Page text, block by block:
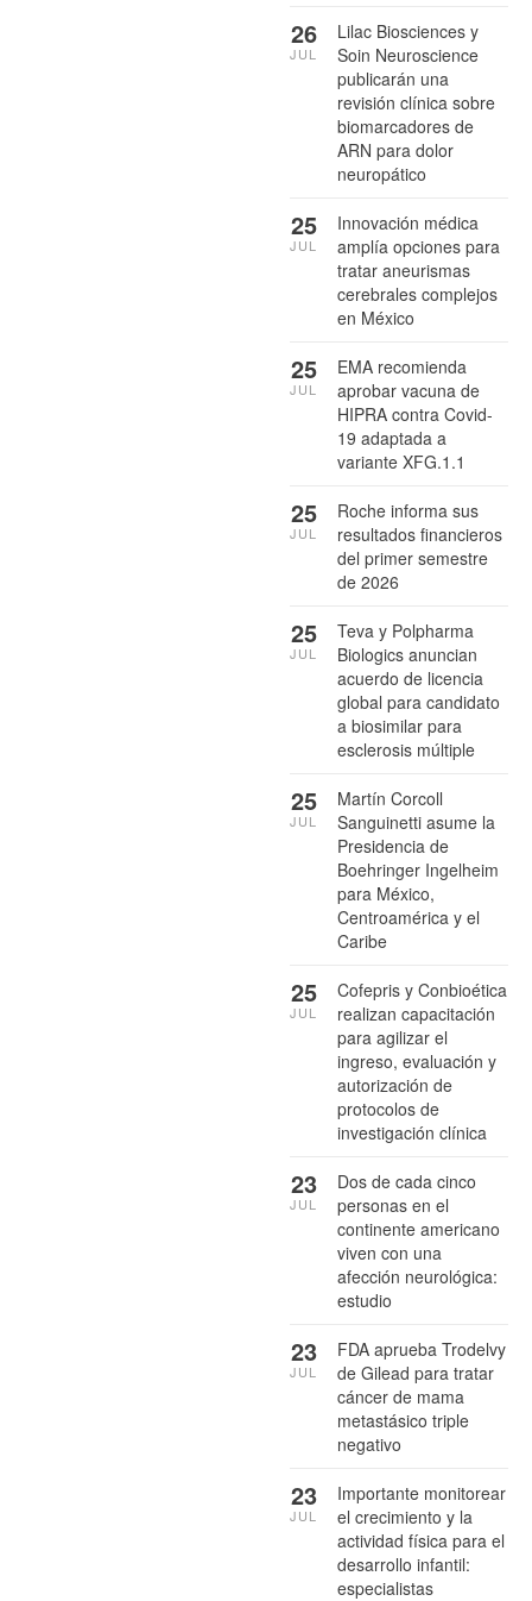
Lilac Biosciences y
Soin Neuroscience
publicarán una
revisión clínica sobre
biomarcadores de
ARN para dolor
neuropático
26
JUL
Innovación médica
amplía opciones para
tratar aneurismas
cerebrales complejos
en México
25
JUL
EMA recomienda
aprobar vacuna de
HIPRA contra Covid-
19 adaptada a
variante XFG.1.1
25
JUL
Roche informa sus
resultados financieros
del primer semestre
de 2026
25
JUL
Teva y Polpharma
Biologics anuncian
acuerdo de licencia
global para candidato
a biosimilar para
esclerosis múltiple
25
JUL
Martín Corcoll
Sanguinetti asume la
Presidencia de
Boehringer Ingelheim
para México,
Centroamérica y el
Caribe
25
JUL
Cofepris y Conbioética
realizan capacitación
para agilizar el
ingreso, evaluación y
autorización de
protocolos de
investigación clínica
25
JUL
Dos de cada cinco
personas en el
continente americano
viven con una
afección neurológica:
estudio
23
JUL
FDA aprueba Trodelvy
de Gilead para tratar
cáncer de mama
metastásico triple
negativo
23
JUL
Importante monitorear
el crecimiento y la
actividad física para el
desarrollo infantil:
especialistas
23
JUL